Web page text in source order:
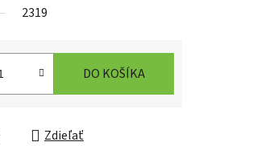
2319
DO KOŠÍKA
Zdieľať